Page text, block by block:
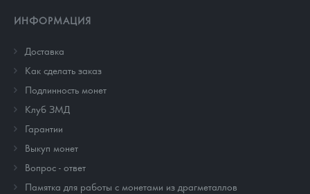
ИНФОРМАЦИЯ
Доставка
Как сделать заказ
Подлинность монет
Клуб ЗМД
Гарантии
Выкуп монет
Вопрос - ответ
Памятка для работы с монетами из драгметаллов